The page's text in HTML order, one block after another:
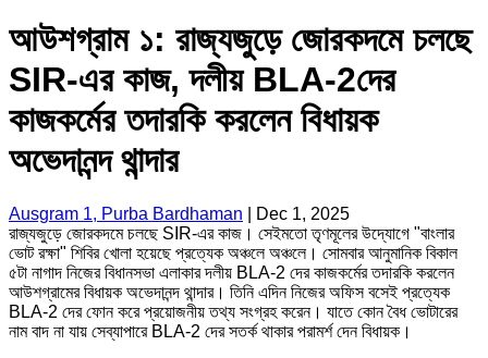
আউশগ্রাম ১: রাজ্যজুড়ে জোরকদমে চলছে
SIR-এর কাজ, দলীয় BLA-2দের
কাজকর্মের তদারকি করলেন বিধায়ক
অভেদানন্দ থান্দার
Ausgram 1, Purba Bardhaman
Dec 1, 2025
রাজ্যজুড়ে জোরকদমে চলছে SIR-এর কাজ। সেইমতো তৃণমূলের উদ্যোগে "বাংলার
ভোট রক্ষা" শিবির খোলা হয়েছে প্রত্যেক অঞ্চলে অঞ্চলে। সোমবার আনুমানিক বিকাল
৫টা নাগাদ নিজের বিধানসভা এলাকার দলীয় BLA-2 দের কাজকর্মের তদারকি করলেন
আউশগ্রামের বিধায়ক অভেদানন্দ থান্দার। তিনি এদিন নিজের অফিস বসেই প্রত্যেক
BLA-2 দের ফোন করে প্রয়োজনীয় তথ্য সংগ্রহ করেন। যাতে কোন বৈধ ভোটারের
নাম বাদ না যায় সেব্যাপারে BLA-2 দের সতর্ক থাকার পরামর্শ দেন বিধায়ক।